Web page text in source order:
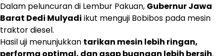
Dalam peluncuran di Lembur Pakuan, Gubernur Jawa
Barat Dedi Mulyadi ikut menguji Bobibos pada mesin
traktor diesel.
Hasil uji menunjukkan tarikan mesin lebih ringan,